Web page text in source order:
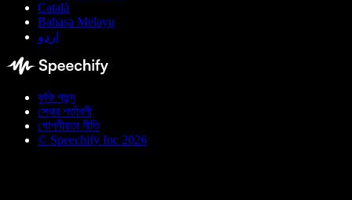
Català
Bahasa Melayu
اردو
কুকি পছন্দ
সেবার শর্তাবলী
গোপনীয়তা নীতি
© Speechify Inc 2026